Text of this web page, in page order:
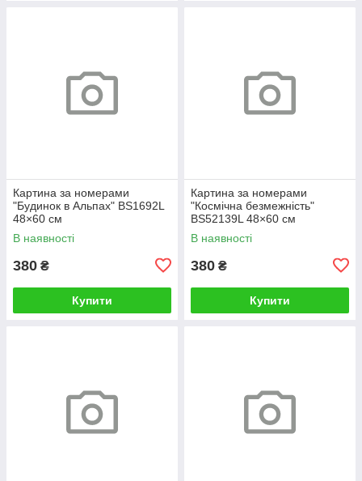
Картина за номерами
"Будинок в Альпах" BS1692L
48×60 см
В наявності
380 ₴
Купити
Картина за номерами
"Космічна безмежність"
BS52139L 48×60 см
В наявності
380 ₴
Купити